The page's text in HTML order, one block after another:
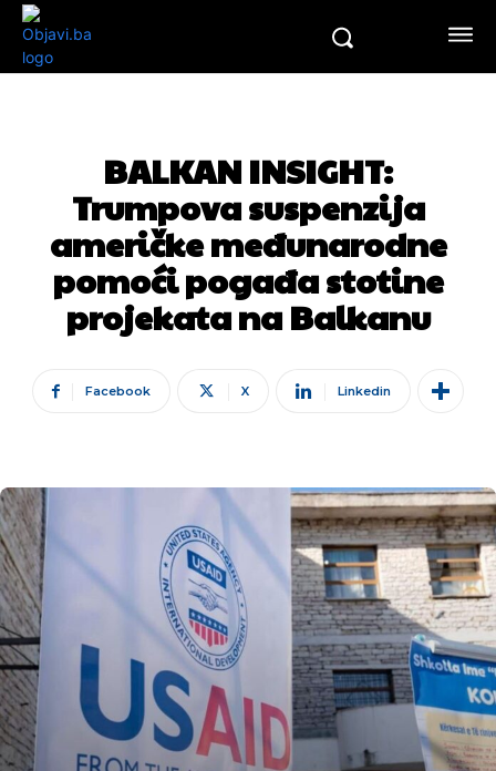
BALKAN INSIGHT:
Trumpova suspenzija
američke međunarodne
pomoći pogađa stotine
projekata na Balkanu
Facebook X Linkedin